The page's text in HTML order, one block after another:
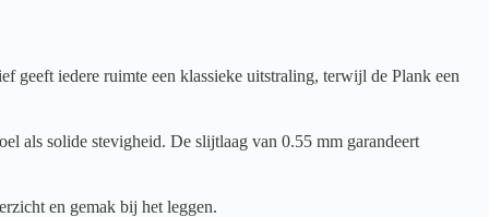
geeft iedere ruimte een klassieke uitstraling, terwijl de Plank een
als solide stevigheid. De slijtlaag van 0.55 mm garandeert
en gemak bij het leggen.